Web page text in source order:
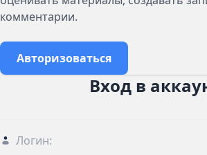
комментарии.
Авторизоваться
Вход в